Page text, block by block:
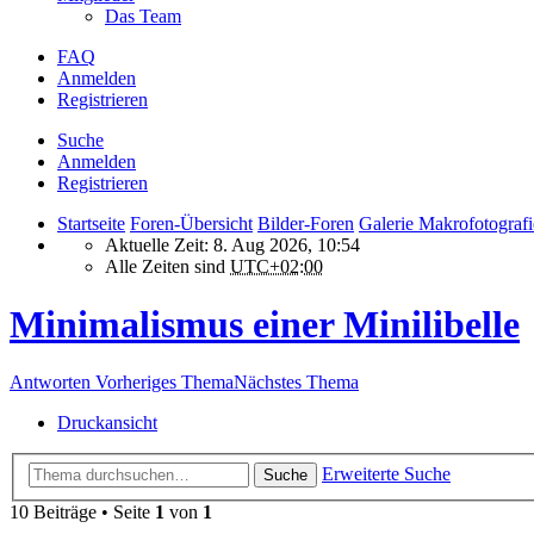
Das Team
FAQ
Anmelden
Registrieren
Suche
Anmelden
Registrieren
Startseite Foren-Übersicht Bilder-Foren Galerie
Aktuelle Zeit: 8. Aug 2026, 10:54
Alle Zeiten sind UTC+02:00
Minimalismus einer Minilibelle
Antworten Vorheriges ThemaNächstes Thema
Druckansicht
Suche
Erweiterte Suche
10 Beiträge • Seite 1 von 1